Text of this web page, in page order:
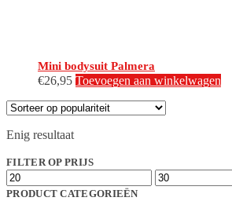
Mini bodysuit Palmera
€26,95 Toevoegen aan winkelwagen
Enig resultaat
FILTER OP PRIJS
PRODUCT CATEGORIEËN